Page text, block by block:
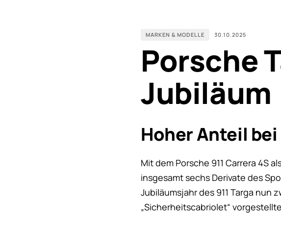
MARKEN & MODELLE 30.10.2025
Porsche
Jubiläum
Hoher Anteil
Mit dem Porsche 911 Carrera 4S
insgesamt sechs Derivate des
Jubiläumsjahr des 911 Targa nun
„Sicherheitscabriolet“